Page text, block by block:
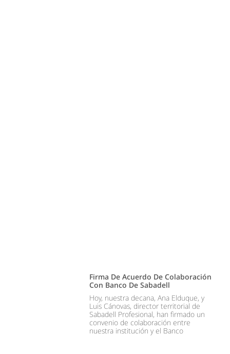
Firma De Acuerdo De Colaboración
Con Banco De Sabadell
Hoy, nuestra decana, Ana Elduque, y
Luis Cánovas, director territorial de
Sabadell Profesional, han firmado un
convenio de colaboración entre
nuestra institución y el Banco